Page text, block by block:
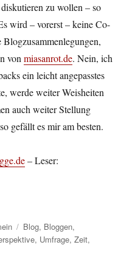
zu wollen – so
wird – vorerst – keine Co-
vonmiasanrot.de. Nein, ich
ein leicht angepasstes
werde weiter Weisheiten
auch weiter Stellung
gefällt es mir am besten.
– Leser:
Schlagwörter
Blog, Bloggen,
, Umfrage,Zeit,